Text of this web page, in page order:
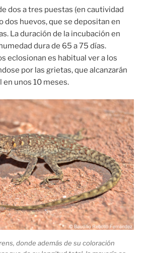
dos a tres puestas (en cautividad
dos huevos, que se depositan en
La duración de la incubación en
dura de 65 a 75 días.
eclosionan es habitual ver a los
por las grietas, que alcanzarán
en unos 10 meses.
donde además de su coloración